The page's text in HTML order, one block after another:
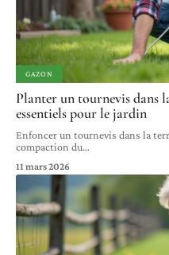
GAZON
Planter un tournevis dans
essentiels pour le jardin
Enfoncer un tournevis dans la
compaction du…
11 mars 2026